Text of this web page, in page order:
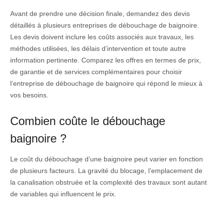
Avant de prendre une décision finale, demandez des devis
détaillés à plusieurs entreprises de débouchage de baignoire.
Les devis doivent inclure les coûts associés aux travaux, les
méthodes utilisées, les délais d’intervention et toute autre
information pertinente. Comparez les offres en termes de prix,
de garantie et de services complémentaires pour choisir
l’entreprise de débouchage de baignoire qui répond le mieux à
vos besoins.
Combien coûte le débouchage
baignoire ?
Le coût du débouchage d’une baignoire peut varier en fonction
de plusieurs facteurs. La gravité du blocage, l’emplacement de
la canalisation obstruée et la complexité des travaux sont autant
de variables qui influencent le prix.